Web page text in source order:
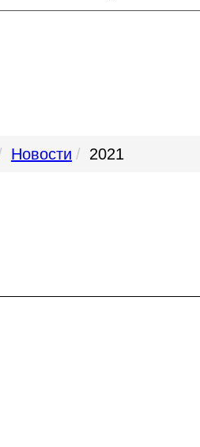
Новости 2021